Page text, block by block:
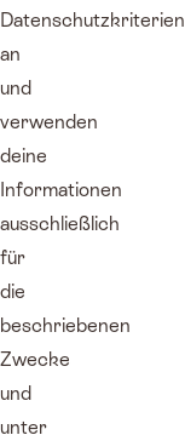
Datenschutzkriterien
an
und
verwenden
deine
Informationen
ausschließlich
für
die
beschriebenen
Zwecke
und
unter